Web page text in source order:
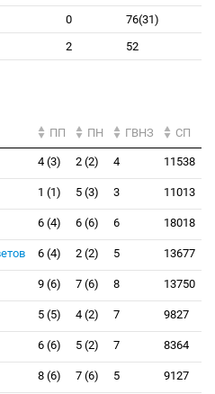
0
76(31)
2 52
ПП ПН ГВНЗ СП
4 (3) 2 (2) 4 11538
1 (1) 5 (3) 3 11013
6 (4) 6 (6) 6 18018
6 (4) 2 (2) 5 13677
9 (6) 7 (6) 8 13750
5 (5) 4 (2) 7 9827
6 (6) 5 (2) 7 8364
8 (6) 7 (6) 5 9127